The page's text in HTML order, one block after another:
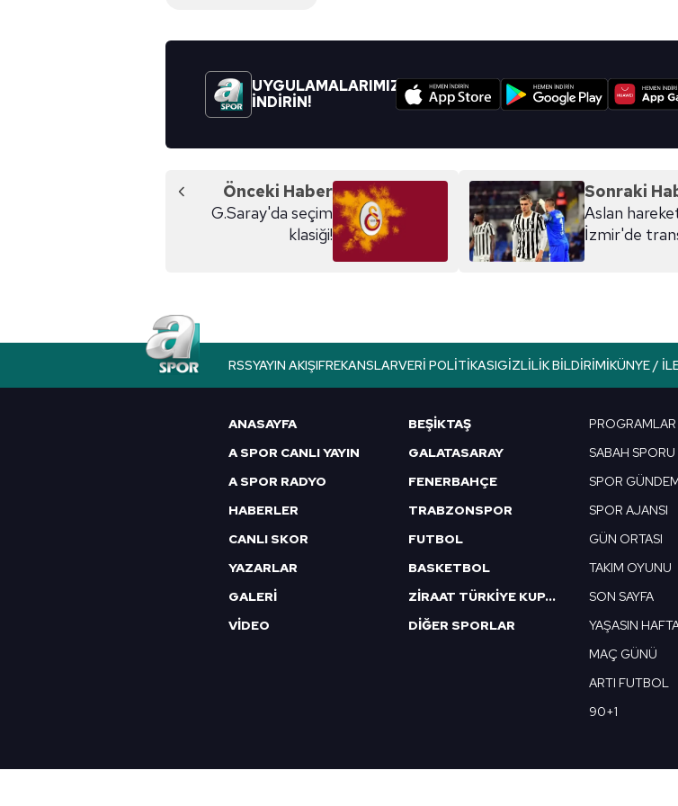
UYGULAMALARIMIZI
İNDİRİN!
Önceki Haber
G.Saray'da seçim
klasiği!
Sonraki
Aslan
İzmir'de
RSSYAYIN AKIŞIFREKANSLARVERI POLITIKASIGIZLILIK BILDIRIMIKÜNYE /
ANASAYFA
A SPOR CANLI YAYIN
A SPOR RADYO
HABERLER
CANLI SKOR
YAZARLAR
GALERİ
VİDEO
BEŞİKTAŞ
GALATASARAY
FENERBAHÇE
TRABZONSPOR
FUTBOL
BASKETBOL
ZİRAAT TÜRKİYE KUPASI
DİĞER SPORLAR
PROGRAMLAR
SABAH SPORU
SPOR
SPOR AJANSI
GÜN ORTASI
TAKIM OYUNU
SON SAYFA
YAŞASIN
MAÇ GÜNÜ
ARTI FUTBOL
90+1